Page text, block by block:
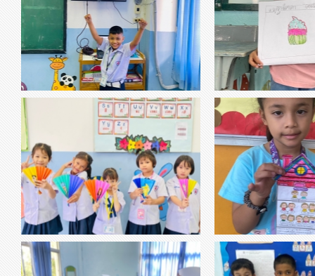
thumbnail-901750.jpg
กิจกรรมนำเข้าสู่บทเรียน นร.บอกอาชีพคนใน
ครอบครัว และบอกอาชีพในฝันของตนเองที่อยาก
จะเป็น นร.เล่นเกมทายอาชีพจากคำใบ้ “ทายซินี่คือ
อาชีพอะไร”
วิชาสังคมศึกษา เรื่อง การทำงาน thumbnail-161221.jpg
ศิลปะสร้างสรร
thumbnail-240520.jpg
การทำพัด DIY จากกระดาษ { สำหรับคลายร้อน
เเละสามารถพกติดตัวไปได้ทุกที่ }
วิชาการงานอาชีพ การทำพัด DIY
จากกระดาษ
thumbnail-160958.jpg
ภาษาอังกฤษ